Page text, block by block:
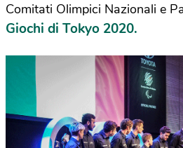
Comitati Olimpici Nazionali e
Giochi di Tokyo 2020.